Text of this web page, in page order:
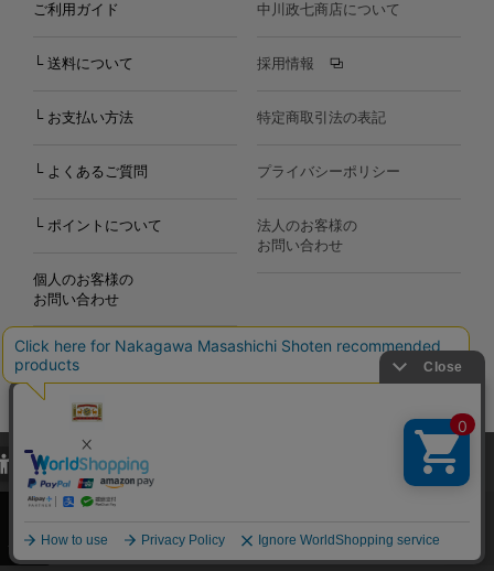
ご利用ガイド
└ 送料について
└ お支払い方法
└ よくあるご質問
└ ポイントについて
個人のお客様の
お問い合わせ
中川政七商店について
採用情報
特定商取引法の表記
プライバシーポリシー
法人のお客様の
お問い合わせ
Copyright©2000-2026
Nakagawa Masashichi Shoten All Rights Reserved.
当サイトでは、当サイト内における閲覧履歴・属性情報などの取得およ
び利便性向上のためにクッキー（Cookie）を使用いたします。詳細に
関しては「プライバシーポリシー
承諾する